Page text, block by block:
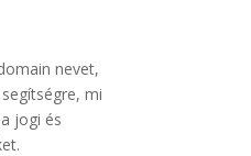
nevet,
mi
jogi és